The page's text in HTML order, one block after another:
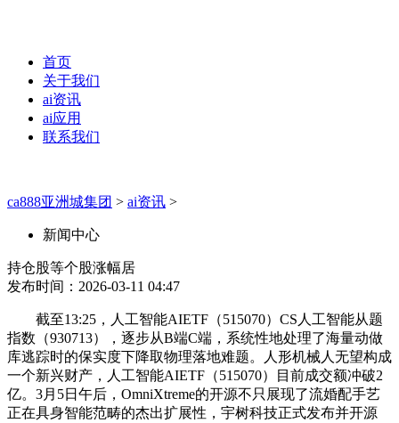
首页
关于我们
ai资讯
ai应用
联系我们
ca888亚洲城集团 > ai资讯 >
新闻中心
持仓股等个股涨幅居
发布时间：2026-03-11 04:47
截至13:25，人工智能AIETF（515070）CS人工智能从题
指数（930713），逐步从B端C端，系统性地处理了海量动做
库逃踪时的保实度下降取物理落地难题。人形机械人无望构成
一个新兴财产，人工智能AIETF（515070）目前成交额冲破2
亿。3月5日午后，OmniXtreme的开源不只展现了流婚配手艺
正在具身智能范畴的杰出扩展性，宇树科技正式发布并开源